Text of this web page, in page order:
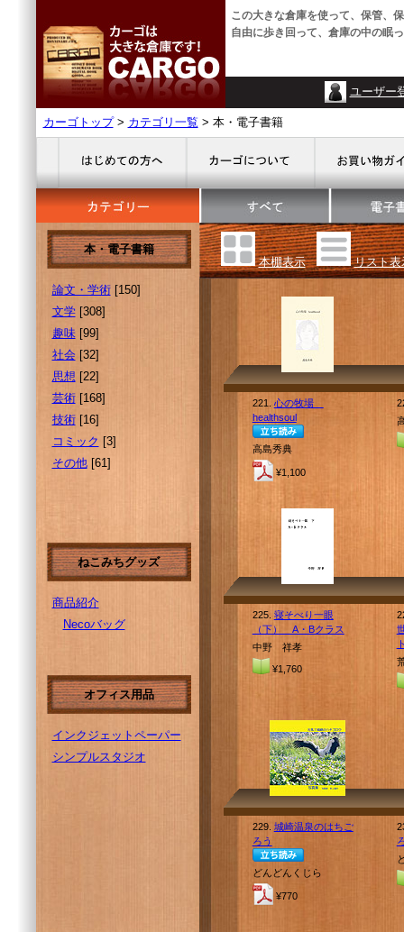
この大きな倉庫を使って、保管、
自由に歩き回って、倉庫の中の眠
ユーザー
カーゴトップ> カテゴリ一覧 > 本・電子書籍
本・電子書籍
論文・学術[150]
文学[308]
趣味[99]
社会[32]
思想 [22]
芸術[168]
技術[16]
コミック [3]
その他[61]
ねこみちグッズ
商品紹介
Necoバッグ
オフィス用品
インクジェットペーパー
シンプルスタジオ
本棚表示 リスト表
221. 心の牧場
healthsoul
高島秀典
¥1,100
225. 寝そべり一眼
（下） A・Bクラス
中野 祥孝
¥1,760
229. 城崎温泉のはちご
ろう
どんどんくじら
¥770